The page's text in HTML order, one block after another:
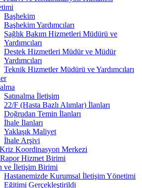
Başhekim
Başhekim Yardımcıları
Sağlık Bakım Hizmetleri Müdürü ve
Yardımcıları
Destek Hizmetleri Müdür ve Müdür
Yardımcıları
Teknik Hizmetler Müdürü ve Yardımcıları
Satınalma İletişim
22/F (Hasta Bazlı Alımlar) İlanları
Doğrudan Temin İlanları
İhale İlanları
Yaklaşık Maliyet
İhale Arşivi
Koordinasyon Merkezi
Hizmet Birimi
ve İletişim Birimi
Hastanemizde Kurumsal İletişim Yönetimi
Eğitimi Gerçekleştirildi